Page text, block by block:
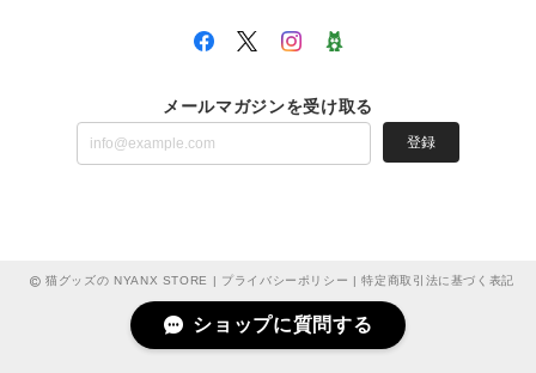
メールマガジンを受け取る
登録
猫グッズの NYANX STORE | プライバシーポリシー |特定商取引法に基づく表記
ショップに質問する